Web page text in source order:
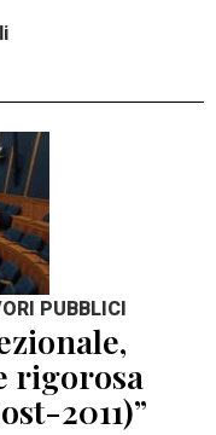
PUBBLICI
rigorosa
2011)”